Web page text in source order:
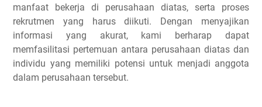
manfaat bekerja di perusahaan diatas, serta proses
rekrutmen yang harus diikuti. Dengan menyajikan
informasi yang akurat, kami berharap dapat
memfasilitasi pertemuan antara perusahaan diatas dan
individu yang memiliki potensi untuk menjadi anggota
dalam perusahaan tersebut.